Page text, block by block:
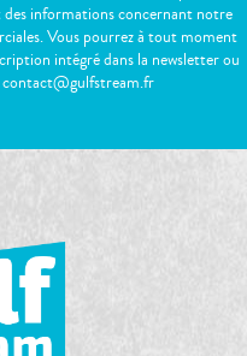
informations concernant notre
Vous pourrez à tout moment
intégré dans la newsletter ou